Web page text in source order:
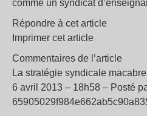
comme un syndicat
Répondre à cet article
Imprimer cet article
Commentaires de l’article
La stratégie syndicale
6 avril 2013 – 18h58 – Posté